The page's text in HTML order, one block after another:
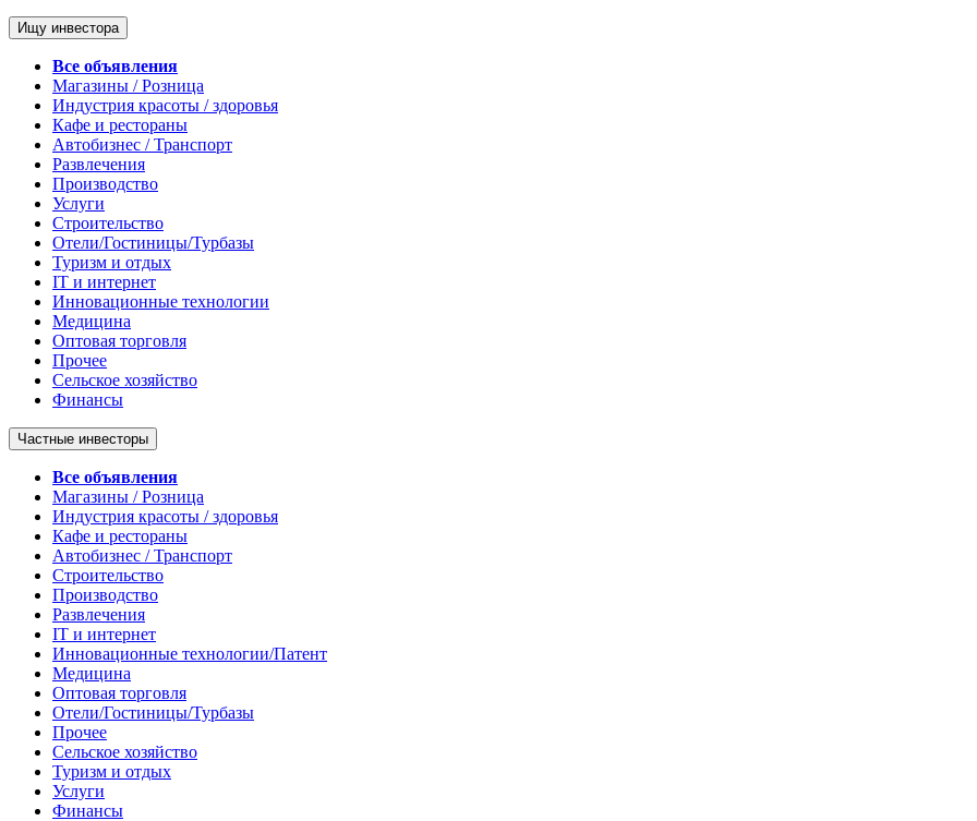
Ищу инвестора
Все объявления
Магазины / Розница
Индустрия красоты / здоровья
Кафе и рестораны
Автобизнес / Транспорт
Развлечения
Производство
Услуги
Строительство
Отели/Гостиницы/Турбазы
Туризм и отдых
IT и интернет
Инновационные технологии
Медицина
Оптовая торговля
Прочее
Сельское хозяйство
Финансы
Частные инвесторы
Все объявления
Магазины / Розница
Индустрия красоты / здоровья
Кафе и рестораны
Автобизнес / Транспорт
Строительство
Производство
Развлечения
IT и интернет
Инновационные технологии/Патент
Медицина
Оптовая торговля
Отели/Гостиницы/Турбазы
Прочее
Сельское хозяйство
Туризм и отдых
Услуги
Финансы